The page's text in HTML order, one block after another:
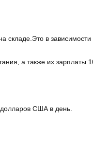
в зависимости
а также их зарплаты
США в день.